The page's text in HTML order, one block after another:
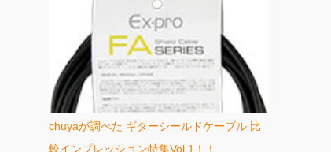
chuyaが調べた ギターシールドケーブル 比
較インプレッション特集Vol.1！！